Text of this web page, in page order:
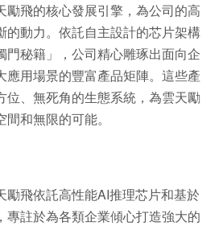
勵飛的核心發展引擎，為公司的高
的動力。依託自主設計的芯片架構
門秘籍」，公司精心雕琢出面向企
應用場景的豐富產品矩陣。這些產
位、無死角的生態系統，為雲天勵
和無限的可能。
勵飛依託高性能AI推理芯片和基於
專註於為各類企業傾心打造強大的